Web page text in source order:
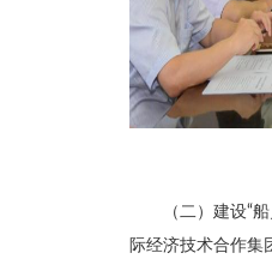
（二）建设“
际经济技术合作集